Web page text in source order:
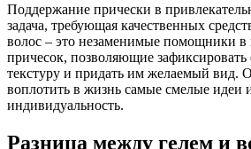
Поддержание прически в
задача, требующая качественных
волос – это незаменимые помощники в
причесок, позволяющие зафиксировать
текстуру и придать им желаемый вид.
воплотить в жизнь самые смелые идеи
индивидуальность.
Разница между гелем и